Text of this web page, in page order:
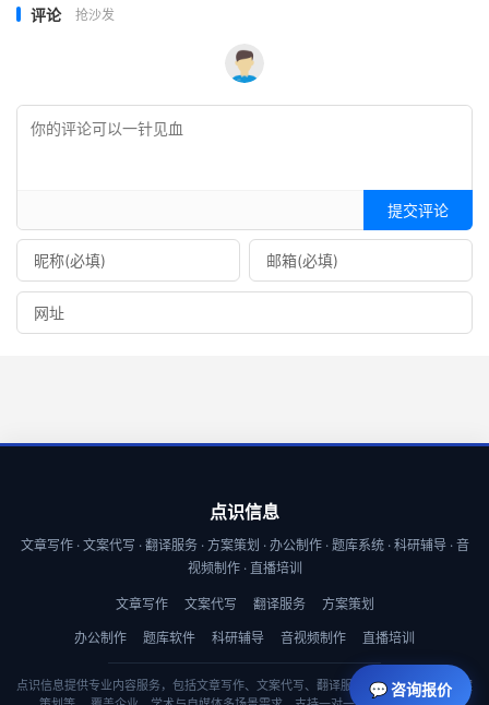
评论 抢沙发
提交评论
点识信息
文章写作 · 文案代写 · 翻译服务 · 方案策划 · 办公制作 · 题库系统 · 科研辅导 · 音
视频制作 · 直播培训
文章写作 文案代写 翻译服务 方案策划
办公制作 题库软件 科研辅导 音视频制作 直播培训
点识信息提供专业内容服务，包括文章写作、文案代写、翻译服务、商业计划书与方案
💬 咨询报价